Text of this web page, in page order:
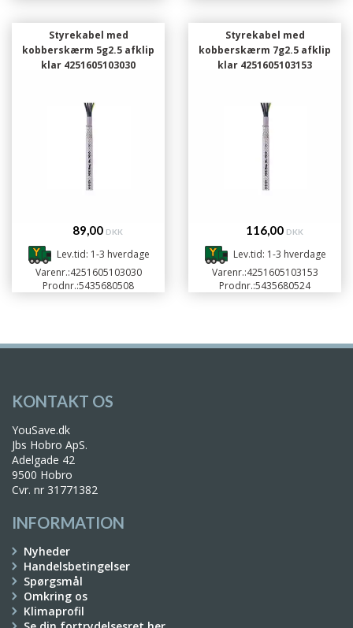
Styrekabel med
kobberskærm 5g2.5 afklip
klar 4251605103030
89,00 DKK
Lev.tid: 1-3 hverdage
Varenr.:4251605103030
Prodnr.:5435680508
Styrekabel med
kobberskærm 7g2.5 afklip
klar 4251605103153
116,00 DKK
Lev.tid: 1-3 hverdage
Varenr.:4251605103153
Prodnr.:5435680524
KONTAKT OS
YouSave.dk
Jbs Hobro ApS.
Adelgade 42
9500 Hobro
Cvr. nr 31771382
INFORMATION
Nyheder
Handelsbetingelser
Spørgsmål
Omkring os
Klimaprofil